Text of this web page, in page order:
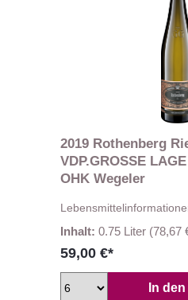
2019 Rothenberg
VDP.GROSSE
OHK Wegeler
Inhalt: 0.75 Liter (78,67
59,00 €*
In